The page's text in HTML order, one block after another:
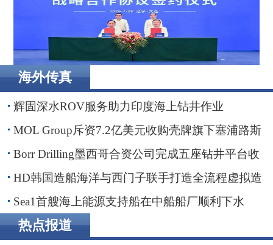
额2.87亿美元
辽港集团携手国铁沈阳局，落地多项重点合作项目
海外传真
辉固深水ROV服务助力印度海上钻井作业
MOL Group斥资7.2亿美元收购壳牌旗下塞浦路斯
子公司
Borr Drilling墨西哥合资公司完成五座钻井平台收
购，交易额2.87亿美元
HD韩国造船海洋与西门子联手打造全流程虚拟造
船平台
Sea1首艘海上能源支持船在中船船厂顺利下水
热点报道